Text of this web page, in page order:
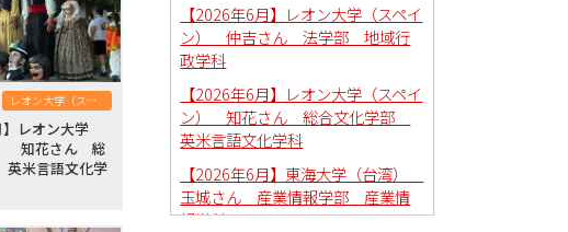
レオン大学（スペイン）
】レオン大学
） 知花さん 総
米言語文化学
【2026年6月】レオン大学（スペイ
ン） 仲吉さん 法学部 地域行
政学科
【2026年6月】レオン大学（スペイ
ン） 知花さん 総合文化学部
英米言語文化学科
【2026年6月】東海大学（台湾）
玉城さん 産業情報学部 産業情
報学科